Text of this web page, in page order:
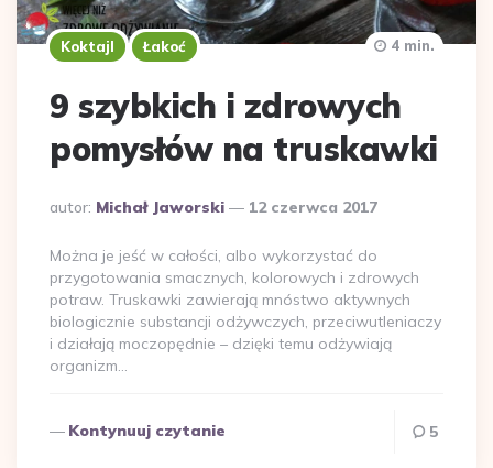
Koktajl Łakoć
9 szybkich i zdrowych
pomysłów na truskawki
Dodane
autor: Michał Jaworski 12 czerwca 2017
4 min.
Można je jeść w całości, albo wykorzystać do
przygotowania smacznych, kolorowych i zdrowych
potraw. Truskawki zawierają mnóstwo aktywnych
biologicznie substancji odżywczych, przeciwutleniaczy
i działają moczopędnie – dzięki temu odżywiają
organizm…
Kontynuuj czytanie 5